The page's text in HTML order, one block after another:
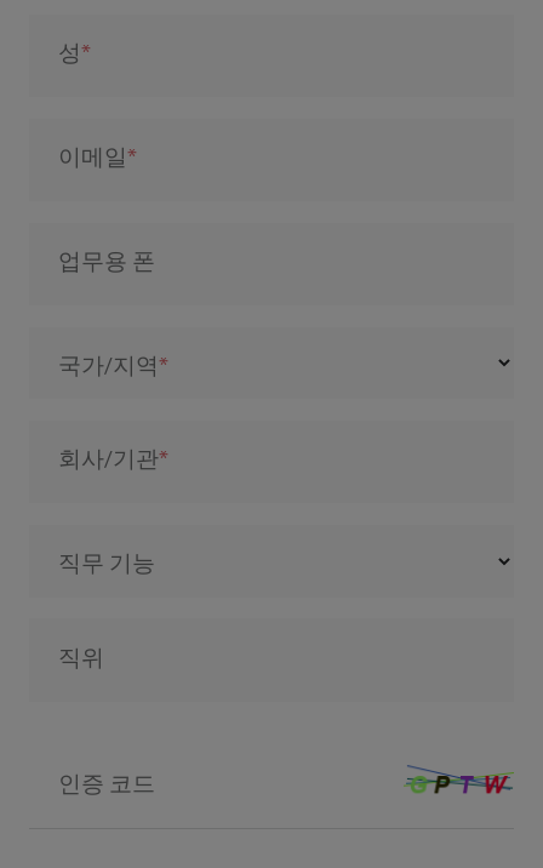
성
이메일
업무용 폰
국가/지역
회사/기관
직무 기능
직위
인증 코드